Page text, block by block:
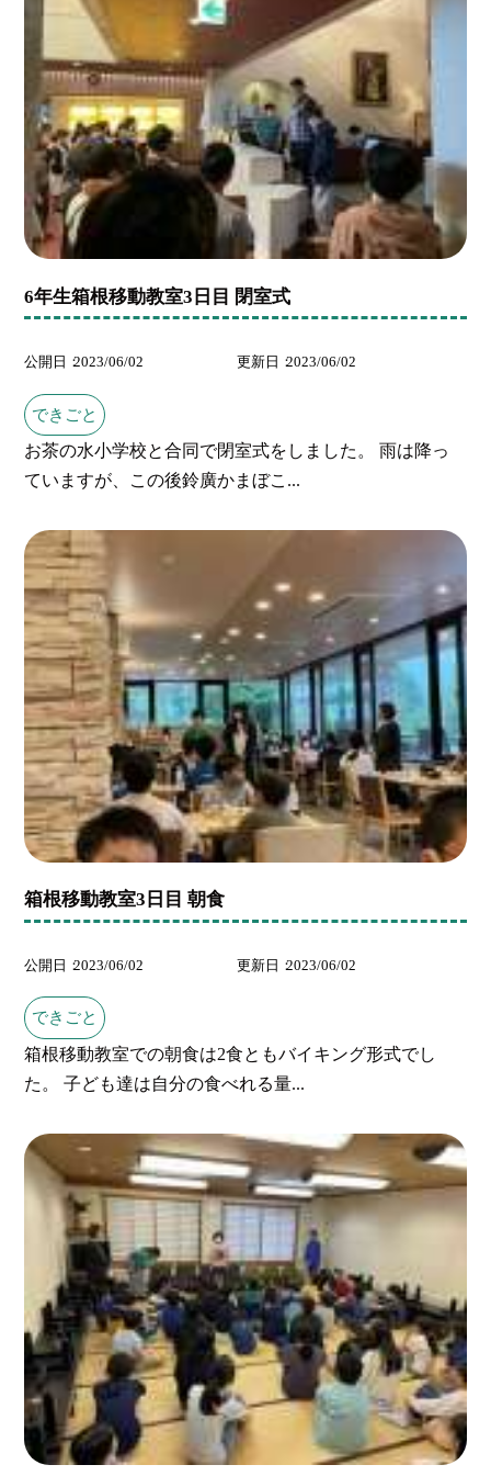
6年生箱根移動教室3日目 閉室式
公開日 2023/06/02 更新日 2023/06/02
できごと
お茶の水小学校と合同で閉室式をしました。 雨は降っ
ていますが、この後鈴廣かまぼこ...
箱根移動教室3日目 朝食
公開日 2023/06/02 更新日 2023/06/02
できごと
箱根移動教室での朝食は2食ともバイキング形式でし
た。 子ども達は自分の食べれる量...